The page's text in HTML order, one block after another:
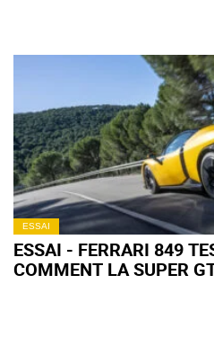
ESSAI
ESSAI - FERRARI 849
COMMENT LA SUPER